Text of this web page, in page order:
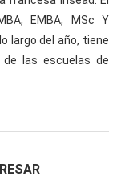
EMBA, MSc Y
largo del año, tiene
las escuelas de